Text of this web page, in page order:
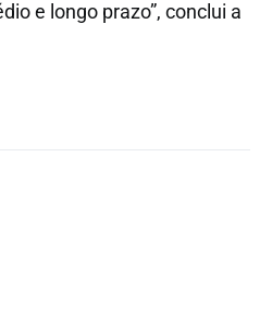
e longo prazo”, conclui a